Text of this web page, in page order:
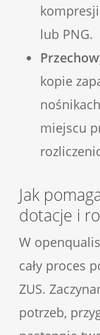
lub PNG.
kopie
miejscu
Jak
dotacje i
W
cały proces
ZUS.
potrzeb,